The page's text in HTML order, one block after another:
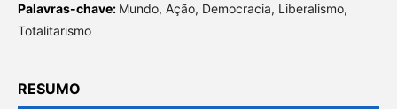
Palavras-chave: Mundo, Ação, Democracia, Liberalismo,
Totalitarismo
RESUMO